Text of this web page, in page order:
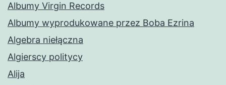
Albumy Virgin Records
Albumy wyprodukowane przez Boba Ezrina
Algebra niełączna
Algierscy politycy
Alija